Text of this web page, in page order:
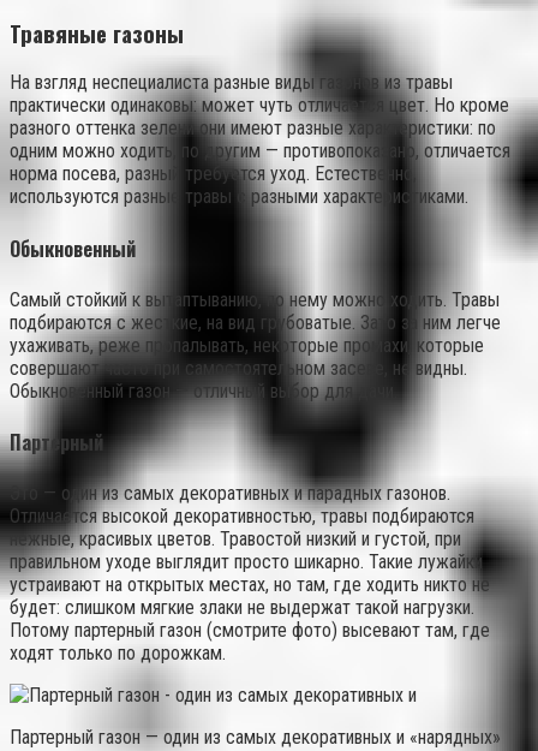
Травяные газоны
На взгляд неспециалиста разные виды газонов из травы
практически одинаковы: может чуть отличается цвет. Но кроме
разного оттенка зелени они имеют разные характеристики: по
одним можно ходить, по другим — противопоказано, отличается
норма посева, разный требуется уход. Естественно,
используются разные травы с разными характеристиками.
Обыкновенный
Самый стойкий к вытаптыванию, по нему можно ходить. Травы
подбираются с жесткие, на вид грубоватые. Зато за ним легче
ухаживать, реже пропалывать, некоторые промахи, которые
совершают часто при самостоятельном засеве, не видны.
Обыкновенный газон — отличный выбор для дачи.
Партерный
Это — один из самых декоративных и парадных газонов.
Отличается высокой декоративностью, травы подбираются
нежные, красивых цветов. Травостой низкий и густой, при
правильном уходе выглядит просто шикарно. Такие лужайки
устраивают на открытых местах, но там, где ходить никто не
будет: слишком мягкие злаки не выдержат такой нагрузки.
Потому партерный газон (смотрите фото) высевают там, где
ходят только по дорожкам.
Партерный газон — один из самых декоративных и «нарядных»